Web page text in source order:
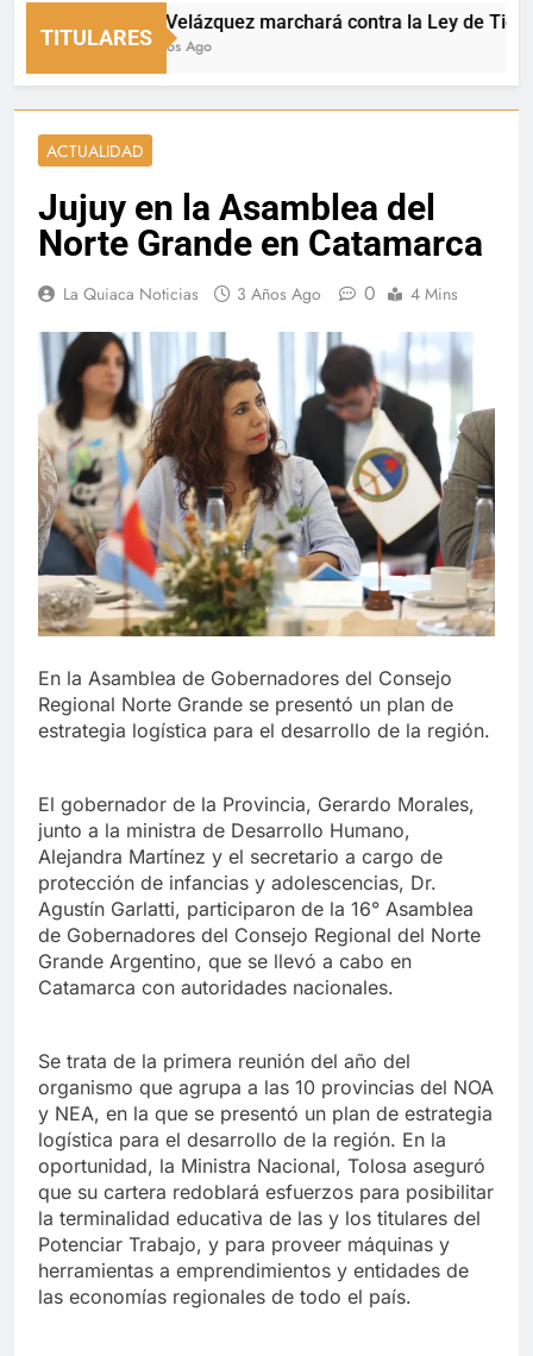
TITULARES
Dante Velázquez marchará contra la Ley de Tierras:
12 Minutos Ago
ACTUALIDAD
Jujuy en la Asamblea del
Norte Grande en Catamarca
La Quiaca Noticias 3 Años Ago 0 4 Mins
En la Asamblea de Gobernadores del Consejo
Regional Norte Grande se presentó un plan de
estrategia logística para el desarrollo de la región.
El gobernador de la Provincia, Gerardo Morales,
junto a la ministra de Desarrollo Humano,
Alejandra Martínez y el secretario a cargo de
protección de infancias y adolescencias, Dr.
Agustín Garlatti, participaron de la 16° Asamblea
de Gobernadores del Consejo Regional del Norte
Grande Argentino, que se llevó a cabo en
Catamarca con autoridades nacionales.
Se trata de la primera reunión del año del
organismo que agrupa a las 10 provincias del NOA
y NEA, en la que se presentó un plan de estrategia
logística para el desarrollo de la región. En la
oportunidad, la Ministra Nacional, Tolosa aseguró
que su cartera redoblará esfuerzos para posibilitar
la terminalidad educativa de las y los titulares del
Potenciar Trabajo, y para proveer máquinas y
herramientas a emprendimientos y entidades de
las economías regionales de todo el país.